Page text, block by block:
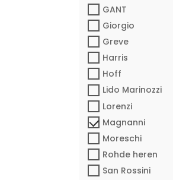
GANT
Giorgio
Greve
Harris
Hoff
Lido Marinozzi
Lorenzi
Magnanni
Moreschi
Rohde heren
San Rossini